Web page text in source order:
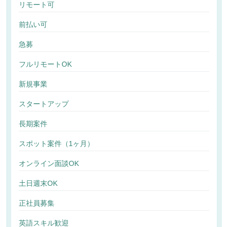
リモート可
前払い可
急募
フルリモートOK
新規事業
スタートアップ
長期案件
スポット案件（1ヶ月）
オンライン面談OK
土日週末OK
正社員募集
英語スキル歓迎